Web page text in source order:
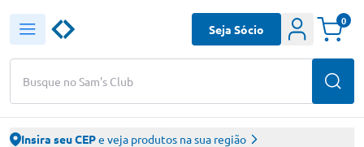
Busque no Sam's Club
Seja Sócio
0
Insira seu CEPe veja produtos na sua região